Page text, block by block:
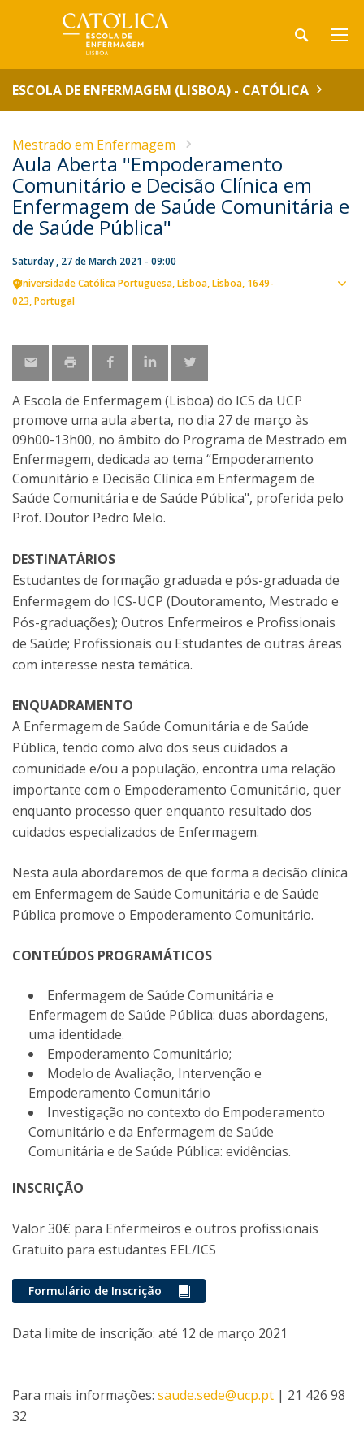
ESCOLA DE ENFERMAGEM (LISBOA) - CATÓLICA
Mestrado em Enfermagem
Aula Aberta "Empoderamento
Comunitário e Decisão Clínica em
Enfermagem de Saúde Comunitária e
de Saúde Pública"
Saturday , 27 de March 2021 - 09:00
Universidade Católica Portuguesa Lisboa Lisboa 1649-
023 Portugal
A Escola de Enfermagem (Lisboa) do ICS da UCP
promove uma aula aberta, no dia 27 de março às
09h00-13h00, no âmbito do Programa de Mestrado em
Enfermagem, dedicada ao tema “Empoderamento
Comunitário e Decisão Clínica em Enfermagem de
Saúde Comunitária e de Saúde Pública", proferida pelo
Prof. Doutor Pedro Melo.
DESTINATÁRIOS
Estudantes de formação graduada e pós-graduada de
Enfermagem do ICS-UCP (Doutoramento, Mestrado e
Pós-graduações); Outros Enfermeiros e Profissionais
de Saúde; Profissionais ou Estudantes de outras áreas
com interesse nesta temática.
ENQUADRAMENTO
A Enfermagem de Saúde Comunitária e de Saúde
Pública, tendo como alvo dos seus cuidados a
comunidade e/ou a população, encontra uma relação
importante com o Empoderamento Comunitário, quer
enquanto processo quer enquanto resultado dos
cuidados especializados de Enfermagem.
Nesta aula abordaremos de que forma a decisão clínica
em Enfermagem de Saúde Comunitária e de Saúde
Pública promove o Empoderamento Comunitário.
CONTEÚDOS PROGRAMÁTICOS
Enfermagem de Saúde Comunitária e
Enfermagem de Saúde Pública: duas abordagens,
uma identidade.
Empoderamento Comunitário;
Modelo de Avaliação, Intervenção e
Empoderamento Comunitário
Investigação no contexto do Empoderamento
Comunitário e da Enfermagem de Saúde
Comunitária e de Saúde Pública: evidências.
INSCRIÇÃO
Valor 30€ para Enfermeiros e outros profissionais
Gratuito para estudantes EEL/ICS
Formulário de Inscrição
Data limite de inscrição: até 12 de março 2021
Para mais informações: saude.sede@ucp.pt | 21 426 98
32